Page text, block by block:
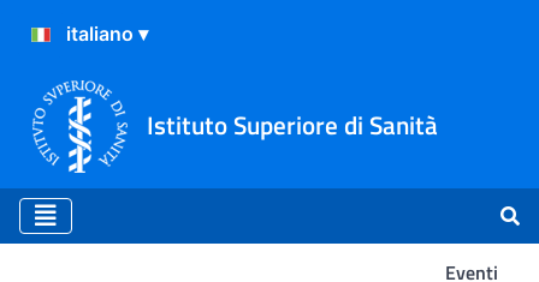
Istituto Superiore di Sanità
Eventi